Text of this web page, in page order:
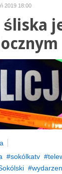
2019 18:00
sokólkatv